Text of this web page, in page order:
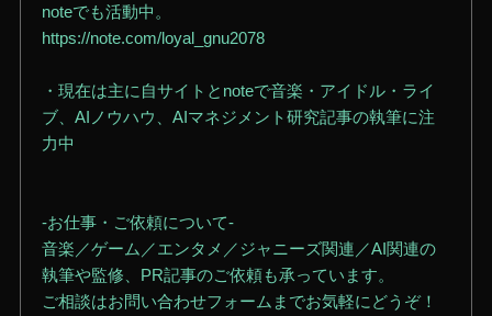
noteでも活動中。
https://note.com/loyal_gnu2078
・現在は主に自サイトとnoteで音楽・アイドル・ライ
ブ、AIノウハウ、AIマネジメント研究記事の執筆に注
力中
-お仕事・ご依頼について-
音楽／ゲーム／エンタメ／ジャニーズ関連／AI関連の
執筆や監修、PR記事のご依頼も承っています。
ご相談はお問い合わせフォームまでお気軽にどうぞ！